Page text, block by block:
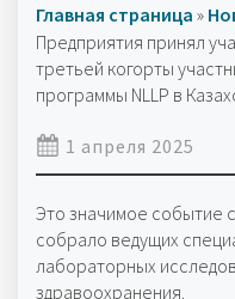
Главная страница »
Предприятия принял
третьей когорты
программы NLLP в
1 апреля 2025
Это значимое событие
собрало ведущих
лабораторных
здравоохранения.